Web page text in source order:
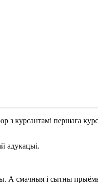
з курсантамі першага
адукацыі.
А смачныя і сытны